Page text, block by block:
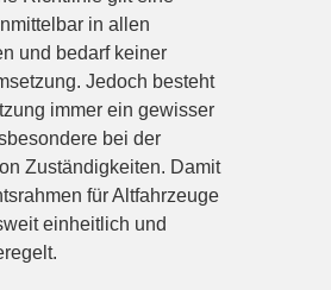
in allen
und bedarf keiner
Jedoch besteht
immer ein gewisser
bei der
Zuständigkeiten. Damit
für Altfahrzeuge
einheitlich und